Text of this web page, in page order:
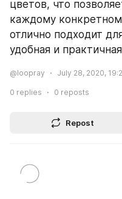
цветов, что
каждому
отлично подходит
удобная и
@loopray July 28, 2020,
0 replies 0 reposts
Repost